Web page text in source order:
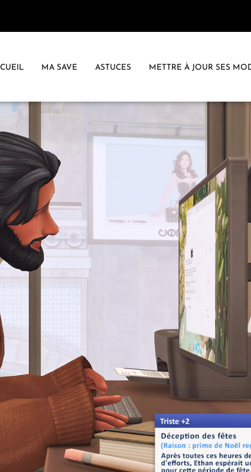
MA SAVE ASTUCES METTRE À JOUR SES